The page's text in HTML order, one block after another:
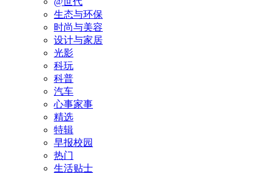
生态与环保
时尚与美容
设计与家居
光影
科玩
科普
汽车
心事家事
精选
特辑
早报校园
热门
生活贴士